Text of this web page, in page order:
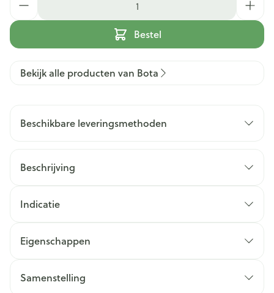
Bestel
Bekijk alle producten van Bota
Beschikbare leveringsmethoden
Beschrijving
Indicatie
Eigenschappen
Samenstelling